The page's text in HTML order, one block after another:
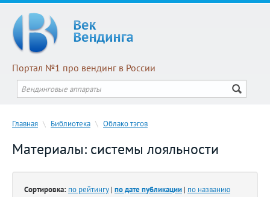
Портал №1 про вендинг в России
Главная \ Библиотека \ Облако тэгов
Материалы: системы лояльности
Сортировка: по рейтингу | по дате публикации | по названию